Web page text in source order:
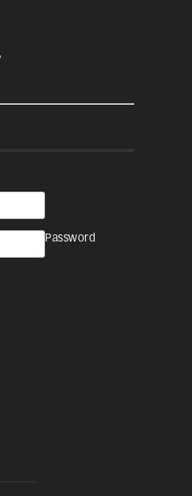
Password